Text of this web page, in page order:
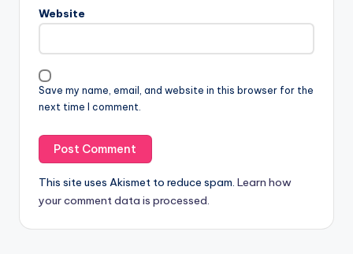
Website
Save my name, email, and website in this browser for the
next time I comment.
This site uses Akismet to reduce spam. Learn how
your comment data is processed.